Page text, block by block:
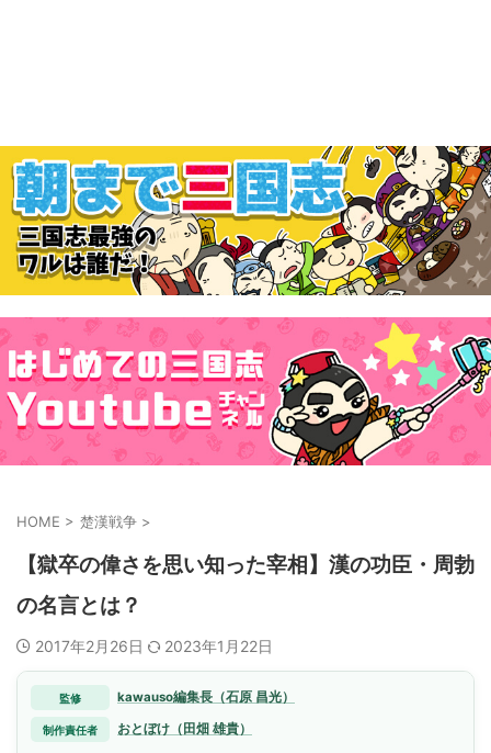
HOME > 楚漢戦争 >
【獄卒の偉さを思い知った宰相】漢の功臣・周勃
の名言とは？
2017年2月26日 2023年1月22日
監修 kawauso編集長（石原 昌光）
制作責任者 おとぼけ（田畑 雄貴）